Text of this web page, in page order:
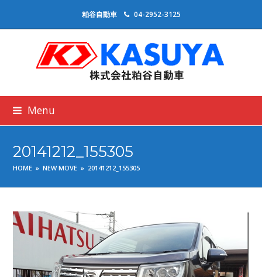
粕谷自動車 04-2952-3125
Menu
20141212_155305
HOME » NEW MOVE » 20141212_155305